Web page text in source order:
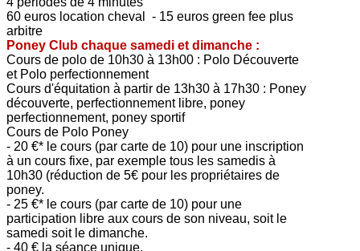
60 euros location cheval - 15 euros green fee plus
arbitre
Poney Club chaque samedi et dimanche :
Cours de polo de 10h30 à 13h00 : Polo Découverte
et Polo perfectionnement
Cours d'équitation à partir de 13h30 à 17h30 : Poney
découverte, perfectionnement libre, poney
perfectionnement, poney sportif
Cours de Polo Poney
- 20 €* le cours (par carte de 10) pour une inscription
à un cours fixe, par exemple tous les samedis à
10h30 (réduction de 5€ pour les propriétaires de
poney.
- 25 €* le cours (par carte de 10) pour une
participation libre aux cours de son niveau, soit le
samedi soit le dimanche.
- 40 € la séance unique.